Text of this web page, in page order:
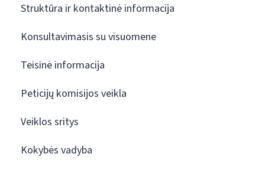
Struktūra ir kontaktinė informacija
Konsultavimasis su visuomene
Teisinė informacija
Peticijų komisijos veikla
Veiklos sritys
Kokybės vadyba